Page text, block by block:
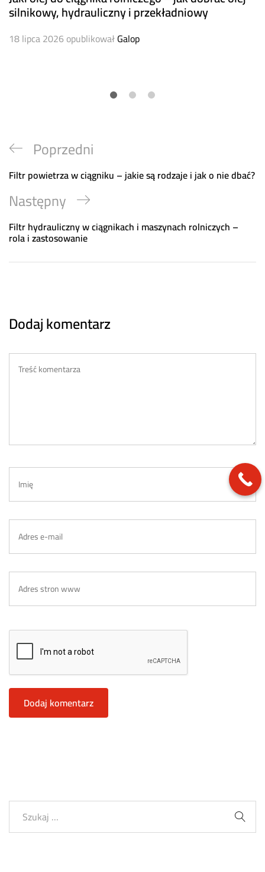
silnikowy, hydrauliczny i przekładniowy
18 lipca 2026 opublikowałGalop
Nawigacja
wpisu
Previous
Post
Poprzedni
Filtr powietrza w ciągniku – jakie są rodzaje i jak o nie dbać?
Next
Post
Następny
Filtr hydrauliczny w ciągnikach i maszynach rolniczych –
rola i zastosowanie
Dodaj komentarz